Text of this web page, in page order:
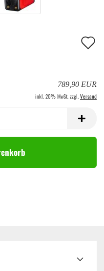
789,90 EUR
inkl. 20% MwSt. zzgl.Versand